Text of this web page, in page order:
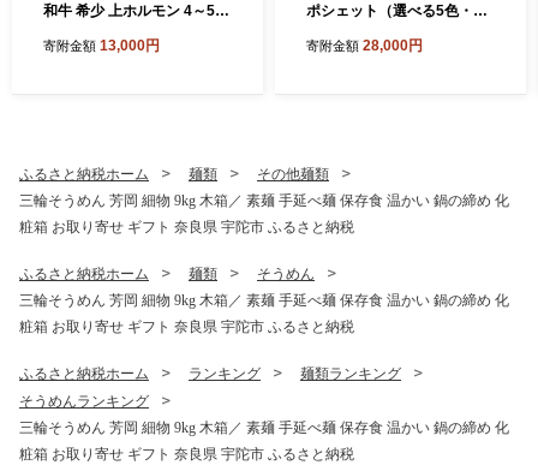
和牛 希少 上ホルモン 4～5種
と納税 牛肉 焼肉 レア 人気 B
寄附金額 13,000円
ポシェット（選べる5色・内
ンバッグ ショルダーバッグ
と納税
寄附金額 28,000円
ふるさと納税ホーム 麺類
その他麺類
三輪そうめん 芳岡 細物 9kg 木箱／ 素麺 手延べ麺 保存食 温かい 鍋の締め 化
粧箱 お取り寄せ ギフト 奈良県 宇陀市 ふるさと納税
ふるさと納税ホーム 麺類
そうめん
三輪そうめん 芳岡 細物 9kg 木箱／ 素麺 手延べ麺 保存食 温かい 鍋の締め 化
粧箱 お取り寄せ ギフト 奈良県 宇陀市 ふるさと納税
ふるさと納税ホーム ランキング
麺類ランキング
そうめんランキング
三輪そうめん 芳岡 細物 9kg 木箱／ 素麺 手延べ麺 保存食 温かい 鍋の締め 化
粧箱 お取り寄せ ギフト 奈良県 宇陀市 ふるさと納税